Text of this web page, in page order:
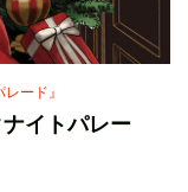
ード』
イトパレー